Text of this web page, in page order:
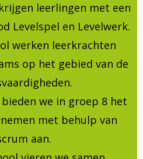
leerlingen met een
Levelspel en Levelwerk.
werken leerkrachten
op het gebied van de
we in groep 8 het
met behulp van
aan.